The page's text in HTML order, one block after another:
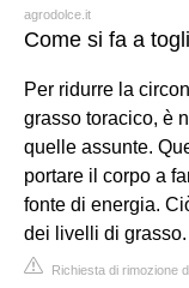
agrodolce.it
Come si fa a
Per ridurre la
grasso toracico, è
quelle assunte.
portare il corpo a
fonte di energia.
dei livelli di grasso.
Richiesta di rimozione